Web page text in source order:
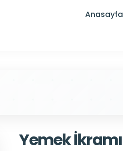
Anasayfa
Yemek İkramı